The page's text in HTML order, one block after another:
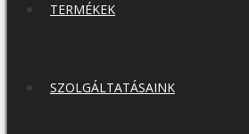
TERMÉKEK
SZOLGÁLTATÁSAINK